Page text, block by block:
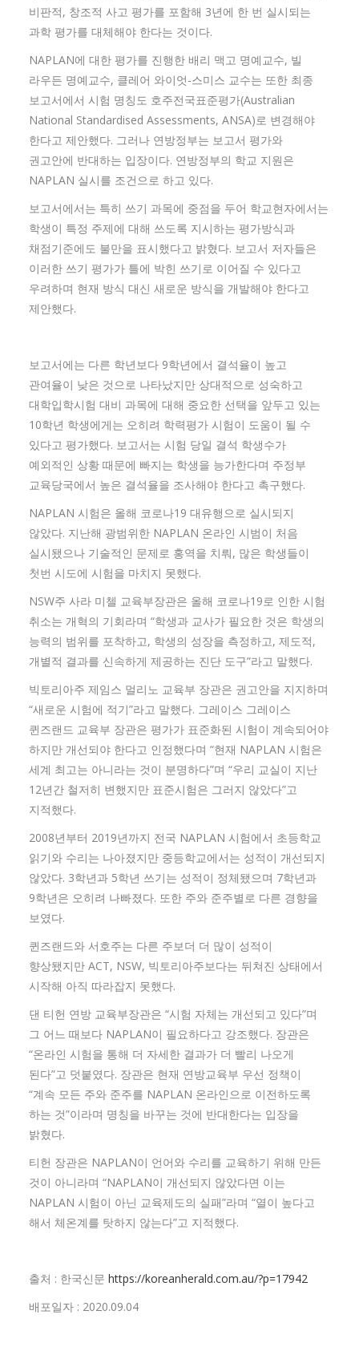
비판적, 창조적 사고 평가를 포함해 3년에 한 번 실시되는
과학 평가를 대체해야 한다는 것이다.
NAPLAN에 대한 평가를 진행한 배리 맥고 명예교수, 빌
라우든 명예교수, 클레어 와이엇-스미스 교수는 또한 최종
보고서에서 시험 명칭도 호주전국표준평가(Australian
National Standardised Assessments, ANSA)로 변경해야
한다고 제안했다. 그러나 연방정부는 보고서 평가와
권고안에 반대하는 입장이다. 연방정부의 학교 지원은
NAPLAN 실시를 조건으로 하고 있다.
보고서에서는 특히 쓰기 과목에 중점을 두어 학교현자에서는
학생이 특정 주제에 대해 쓰도록 지시하는 평가방식과
채점기준에도 불만을 표시했다고 밝혔다. 보고서 저자들은
이러한 쓰기 평가가 틀에 박힌 쓰기로 이어질 수 있다고
우려하며 현재 방식 대신 새로운 방식을 개발해야 한다고
제안했다.
보고서에는 다른 학년보다 9학년에서 결석율이 높고
관여율이 낮은 것으로 나타났지만 상대적으로 성숙하고
대학입학시험 대비 과목에 대해 중요한 선택을 앞두고 있는
10학년 학생에게는 오히려 학력평가 시험이 도움이 될 수
있다고 평가했다. 보고서는 시험 당일 결석 학생수가
예외적인 상황 때문에 빠지는 학생을 능가한다며 주정부
교육당국에서 높은 결석율을 조사해야 한다고 촉구했다.
NAPLAN 시험은 올해 코로나19 대유행으로 실시되지
않았다. 지난해 광범위한 NAPLAN 온라인 시범이 처음
실시됐으나 기술적인 문제로 홍역을 치뤄, 많은 학생들이
첫번 시도에 시험을 마치지 못했다.
NSW주 사라 미첼 교육부장관은 올해 코로나19로 인한 시험
취소는 개혁의 기회라며 “학생과 교사가 필요한 것은 학생의
능력의 범위를 포착하고, 학생의 성장을 측정하고, 제도적,
개별적 결과를 신속하게 제공하는 진단 도구”라고 말했다.
빅토리아주 제임스 멀리노 교육부 장관은 권고안을 지지하며
“새로운 시험에 적기”라고 말했다. 그레이스 그레이스
퀸즈랜드 교육부 장관은 평가가 표준화된 시험이 계속되어야
하지만 개선되야 한다고 인정했다며 “현재 NAPLAN 시험은
세계 최고는 아니라는 것이 분명하다”며 “우리 교실이 지난
12년간 철저히 변했지만 표준시험은 그러지 않았다”고
지적했다.
2008년부터 2019년까지 전국 NAPLAN 시험에서 초등학교
읽기와 수리는 나아졌지만 중등학교에서는 성적이 개선되지
않았다. 3학년과 5학년 쓰기는 성적이 정체됐으며 7학년과
9학년은 오히려 나빠졌다. 또한 주와 준주별로 다른 경향을
보였다.
퀸즈랜드와 서호주는 다른 주보더 더 많이 성적이
향상됐지만 ACT, NSW, 빅토리아주보다는 뒤쳐진 상태에서
시작해 아직 따라잡지 못했다.
댄 티헌 연방 교육부장관은 “시험 자체는 개선되고 있다”며
그 어느 때보다 NAPLAN이 필요하다고 강조했다. 장관은
“온라인 시험을 통해 더 자세한 결과가 더 빨리 나오게
된다”고 덧붙였다. 장관은 현재 연방교육부 우선 정책이
“계속 모든 주와 준주를 NAPLAN 온라인으로 이전하도록
하는 것”이라며 명칭을 바꾸는 것에 반대한다는 입장을
밝혔다.
티헌 장관은 NAPLAN이 언어와 수리를 교육하기 위해 만든
것이 아니라며 “NAPLAN이 개선되지 않았다면 이는
NAPLAN 시험이 아닌 교육제도의 실패”라며 “열이 높다고
해서 체온계를 탓하지 않는다”고 지적했다.
출처 : 한국신문 https://koreanherald.com.au/?p=17942
배포일자 : 2020.09.04